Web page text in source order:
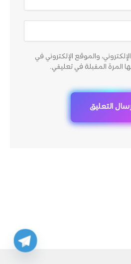
والموقع الإلكتروني في
المرة المقبلة في تعليقي.